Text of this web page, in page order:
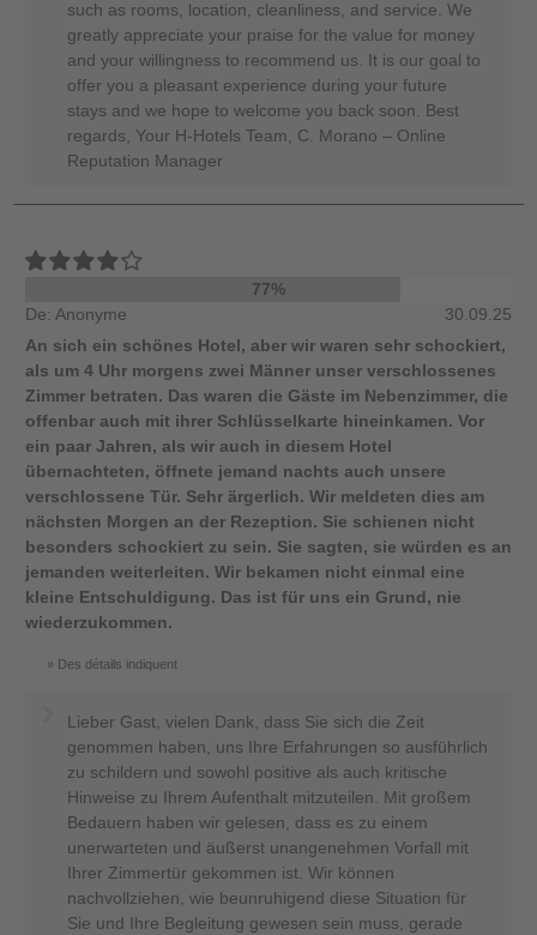
such as rooms, location, cleanliness, and service. We
greatly appreciate your praise for the value for money
and your willingness to recommend us. It is our goal to
offer you a pleasant experience during your future
stays and we hope to welcome you back soon. Best
regards, Your H-Hotels Team, C. Morano – Online
Reputation Manager
77%
De: Anonyme
30.09.25
An sich ein schönes Hotel, aber wir waren sehr schockiert,
als um 4 Uhr morgens zwei Männer unser verschlossenes
Zimmer betraten. Das waren die Gäste im Nebenzimmer, die
offenbar auch mit ihrer Schlüsselkarte hineinkamen. Vor
ein paar Jahren, als wir auch in diesem Hotel
übernachteten, öffnete jemand nachts auch unsere
verschlossene Tür. Sehr ärgerlich. Wir meldeten dies am
nächsten Morgen an der Rezeption. Sie schienen nicht
besonders schockiert zu sein. Sie sagten, sie würden es an
jemanden weiterleiten. Wir bekamen nicht einmal eine
kleine Entschuldigung. Das ist für uns ein Grund, nie
wiederzukommen.
Des détails indiquent
Lieber Gast, vielen Dank, dass Sie sich die Zeit
genommen haben, uns Ihre Erfahrungen so ausführlich
zu schildern und sowohl positive als auch kritische
Hinweise zu Ihrem Aufenthalt mitzuteilen. Mit großem
Bedauern haben wir gelesen, dass es zu einem
unerwarteten und äußerst unangenehmen Vorfall mit
Ihrer Zimmertür gekommen ist. Wir können
nachvollziehen, wie beunruhigend diese Situation für
Sie und Ihre Begleitung gewesen sein muss, gerade